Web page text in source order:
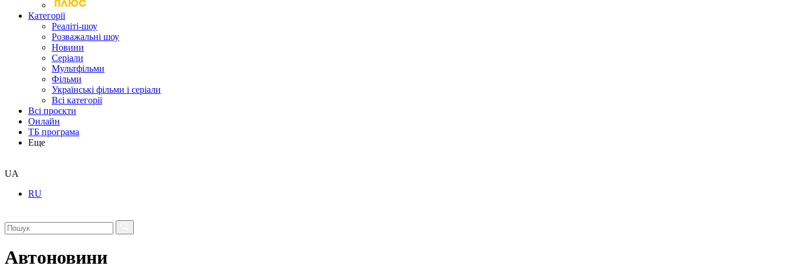
Категорії
Реаліті-шоу
Розважальні шоу
Новини
Серіали
Мультфільми
Фільми
Українські фільми і серіали
Всі категорії
Всі проєкти
Онлайн
ТБ програма
Еще
UA
RU
Автоновини